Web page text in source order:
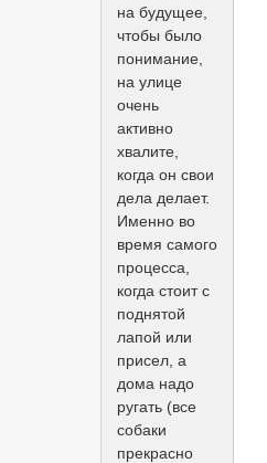
на будущее,
чтобы было
понимание,
на улице
очень
активно
хвалите,
когда он свои
дела делает.
Именно во
время самого
процесса,
когда стоит с
поднятой
лапой или
присел, а
дома надо
ругать (все
собаки
прекрасно